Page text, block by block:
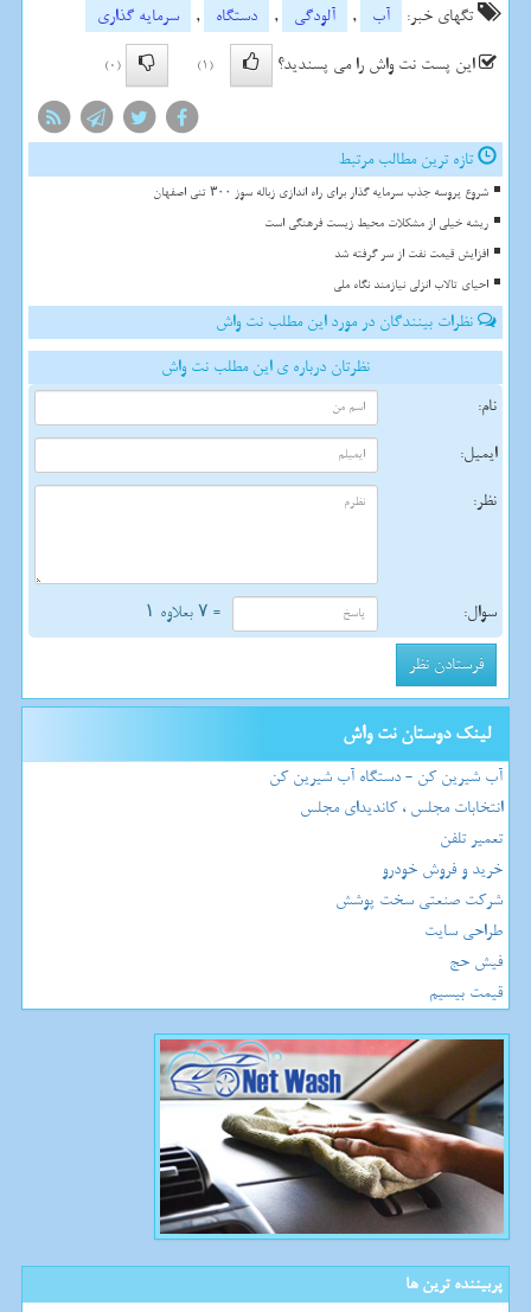
تگهای خبر:
آب , آلودگی , دستگاه ,
سرمایه گذاری
این پست نت واش را می پسندید؟
(1)
(0)
تازه ترین مطالب مرتبط
شروع پروسه جذب سرمایه گذار برای راه اندازی زباله سوز ۳۰۰ تنی اصفهان
ریشه خیلی از مشکلات محیط زیست فرهنگی است
افزایش قیمت نفت از سر گرفته شد
احیای تالاب انزلی نیازمند نگاه ملی
نظرات بینندگان در مورد این مطلب نت واش
نظرتان درباره ی این مطلب نت واش
نام:
ایمیل:
نظر:
سوال: = ۷ بعلاوه ۱
لینک دوستان نت واش
آب شیرین کن - دستگاه آب شیرین کن
انتخابات مجلس ، کاندیدای مجلس
تعمیر تلفن
خرید و فروش خودرو
شرکت صنعتی سخت پوشش
طراحی سایت
فیش حج
قیمت بیسیم
پربیننده ترین ها